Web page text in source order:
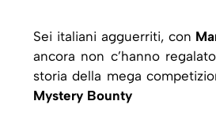
Sei italiani agguerriti, con
ancora non c’hanno
storia della mega
Mystery Bounty